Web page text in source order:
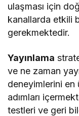
ulaşması için
kanallarda etkili
gerekmektedir.
Yayınlama
ve ne zaman
deneyimlerini en
adımları
testleri ve geri